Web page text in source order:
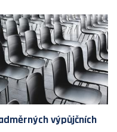
výpůjčních